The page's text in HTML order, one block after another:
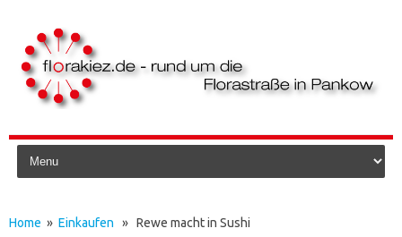
Skip to content
Home » Einkaufen » Rewe macht in Sushi